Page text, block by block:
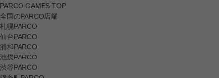
PARCO GAMES TOP
全国のPARCO店舗
札幌PARCO
仙台PARCO
浦和PARCO
池袋PARCO
渋谷PARCO